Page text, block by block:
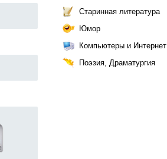
Старинная литература
Юмор
Компьютеры и Интернет
Поэзия, Драматургия